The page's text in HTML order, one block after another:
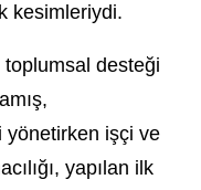
kesimleriydi.
desteği
yönetirken işçi ve
yapılan ilk